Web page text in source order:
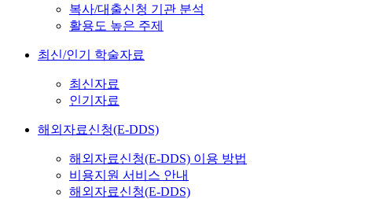
복사/대출신청 기관 분석
활용도 높은 주제
최신/인기 학술자료
최신자료
인기자료
해외자료신청(E-DDS)
해외자료신청(E-DDS) 이용 방법
비용지원 서비스 안내
해외자료신청(E-DDS)